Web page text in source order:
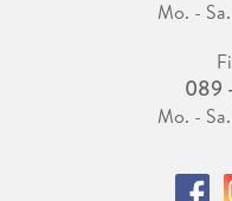
Mo. -
089
Mo. -